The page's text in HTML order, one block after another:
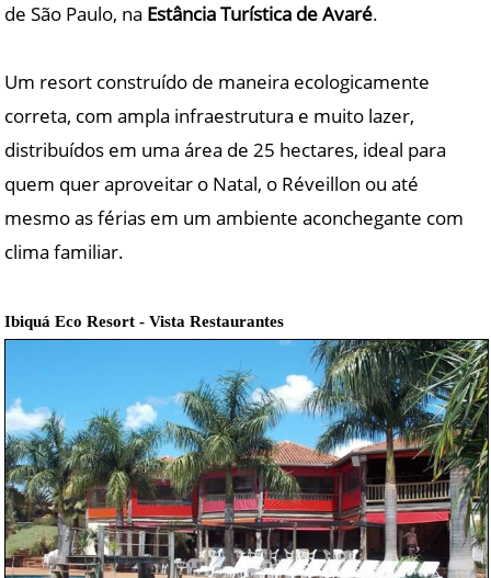
de São Paulo, na Estância Turística de Avaré.
Um resort construído de maneira ecologicamente
correta, com ampla infraestrutura e muito lazer,
distribuídos em uma área de 25 hectares, ideal para
quem quer aproveitar o Natal, o Réveillon ou até
mesmo as férias em um ambiente aconchegante com
clima familiar.
Ibiquá Eco Resort - Vista Restaurantes